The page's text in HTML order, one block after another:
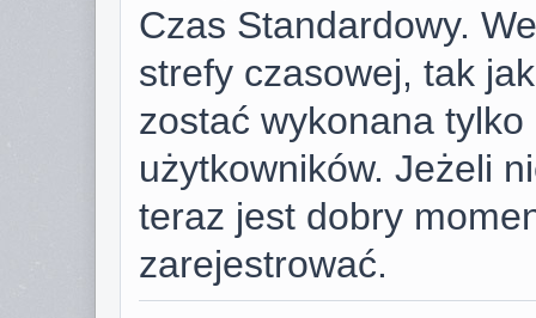
Czas Standardowy.
strefy czasowej, tak
zostać wykonana
użytkowników. Jeżeli
teraz jest dobry
zarejestrować.